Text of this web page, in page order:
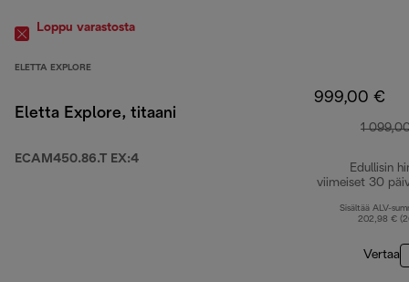
Loppu varastosta
ELETTA EXPLORE
Eletta Explore, titaani
ECAM450.86.T EX:4
999,00 €
1
Edullisin
viimeiset 30
Sisältää ALV-
202,98 €
Vertaa